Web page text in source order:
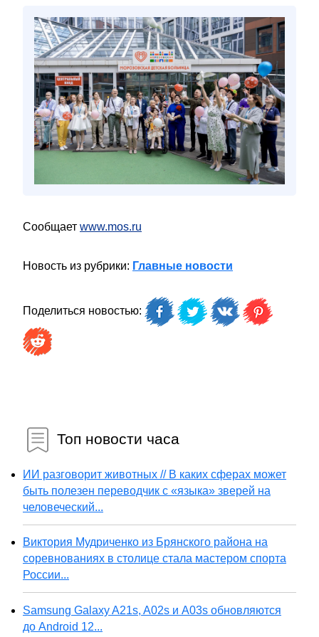
Сообщает www.mos.ru
Новость из рубрики: Главные новости
Поделиться новостью:
Топ новости часа
ИИ разговорит животных // В каких сферах может
быть полезен переводчик с «языка» зверей на
человеческий...
Виктория Мудриченко из Брянского района на
соревнованиях в столице стала мастером спорта
России...
Samsung Galaxy A21s, A02s и A03s обновляются
до Android 12...